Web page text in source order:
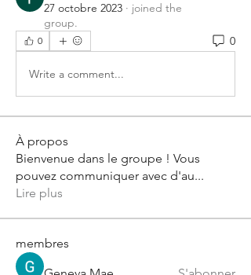
27 octobre 2023 · joined the
group.
0 0
Write a comment...
À propos
Bienvenue dans le groupe ! Vous
pouvez communiquer avec d'au...
Lire plus
membres